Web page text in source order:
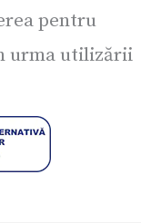
pentru
urma utilizării